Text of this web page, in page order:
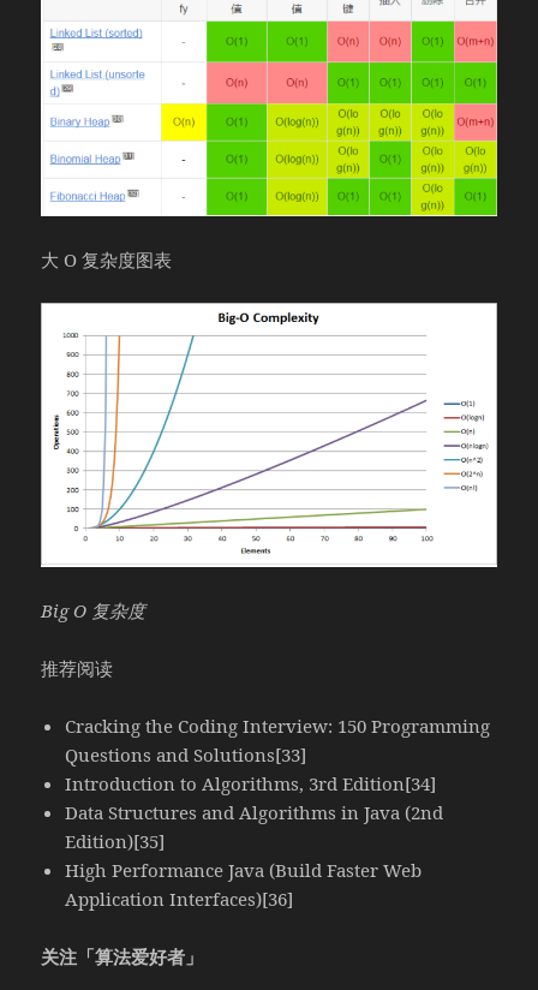
大 O 复杂度图表
Big O 复杂度
推荐阅读
Cracking the Coding Interview: 150 Programming
Questions and Solutions[33]
Introduction to Algorithms, 3rd Edition[34]
Data Structures and Algorithms in Java (2nd
Edition)[35]
High Performance Java (Build Faster Web
Application Interfaces)[36]
关注「算法爱好者」